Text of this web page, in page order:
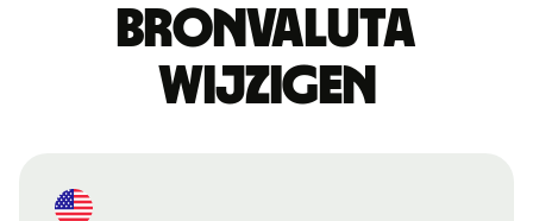
Bronvaluta
wijzigen